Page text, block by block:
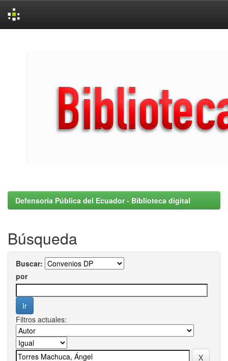
Defensoría Pública del Ecuador - Biblioteca digital
Búsqueda
Buscar:
por
Filtros actuales: